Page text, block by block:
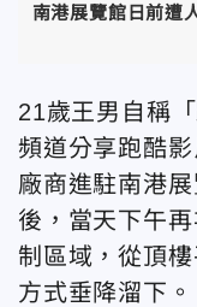
南港展覽館日前遭
21歲王男自稱
頻道分享跑酷
廠商進駐南港
後，當天下午
制區域，從頂
方式垂降溜下。